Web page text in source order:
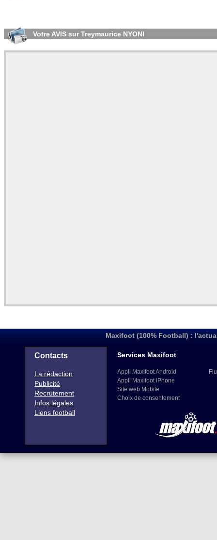
Votre AVIS sur Treymaurice NYONI
Maxifoot (100% Football) :
Contacts
La rédaction
Publicité
Recrutement
Infos légales
Liens football
Services Maxifoot
Appli Maxifoot Android
Appli Maxifoot iPhone
Site web Mobile
Choix de consentement